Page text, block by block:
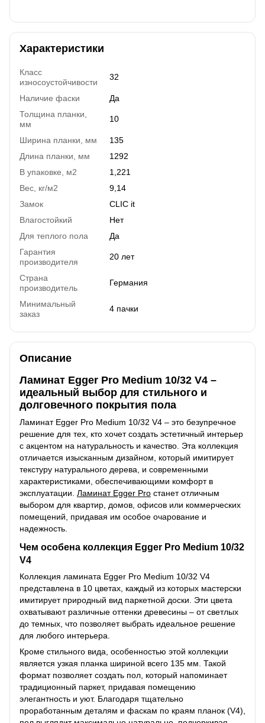
Характеристики
Класс
износоустойчивости
32
Наличие фаски
Да
Толщина планки,
мм
10
Ширина планки, мм
135
Длина планки, мм
1292
В упаковке, м2
1,221
Вес, кг/м2
9,14
Замок
CLIC it
Влагостойкий
Нет
Для теплого пола
Да
Гарантия
производителя
20 лет
Страна
производитель
Германия
Минимальный
заказ
4 пачки
Описание
Ламинат Egger Pro Medium 10/32 V4 –
идеальный выбор для стильного и
долговечного покрытия пола
Ламинат Egger Pro Medium 10/32 V4 – это безупречное
решение для тех, кто хочет создать эстетичный интерьер
с акцентом на натуральность и качество. Эта коллекция
отличается изысканным дизайном, который имитирует
текстуру натурального дерева, и современными
характеристиками, обеспечивающими комфорт в
эксплуатации. Ламинат Egger Pro станет отличным
выбором для квартир, домов, офисов или коммерческих
помещений, придавая им особое очарование и
надежность.
Чем особена коллекция Egger Pro Medium 10/32
V4
Коллекция ламината Egger Pro Medium 10/32 V4
представлена в 10 цветах, каждый из которых мастерски
имитирует природный вид паркетной доски. Эти цвета
охватывают различные оттенки древесины – от светлых
до темных, что позволяет выбрать идеальное решение
для любого интерьера.
Кроме стильного вида, особенностью этой коллекции
является узкая планка шириной всего 135 мм. Такой
формат позволяет создать пол, который напоминает
традиционный паркет, придавая помещению
элегантность и уют. Благодаря тщательно
проработанным деталям и фаскам по краям планок (V4),